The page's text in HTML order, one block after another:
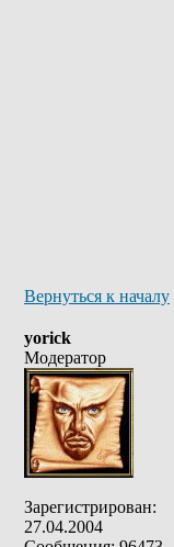
Вернуться к началу
yorick
Модератор
Зарегистрирован:
27.04.2004